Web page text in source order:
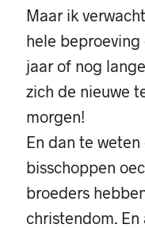
Maar ik
hele beproeving
jaar of nog
zich de nieuwe
morgen!
En dan te
bisschoppen
broeders
christendom.